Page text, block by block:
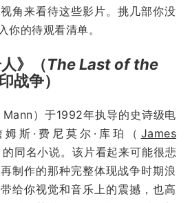
角来看待这些影片。挑几部你没
你的待观看清单。
》（The Last of the
战争）
）于1992年执导的史诗级电
斯·费尼莫尔·库珀（ James
的同名小说。该片看起来可能很悲
制作的那种完整体现战争时期浪
给你视觉和音乐上的震撼，也高